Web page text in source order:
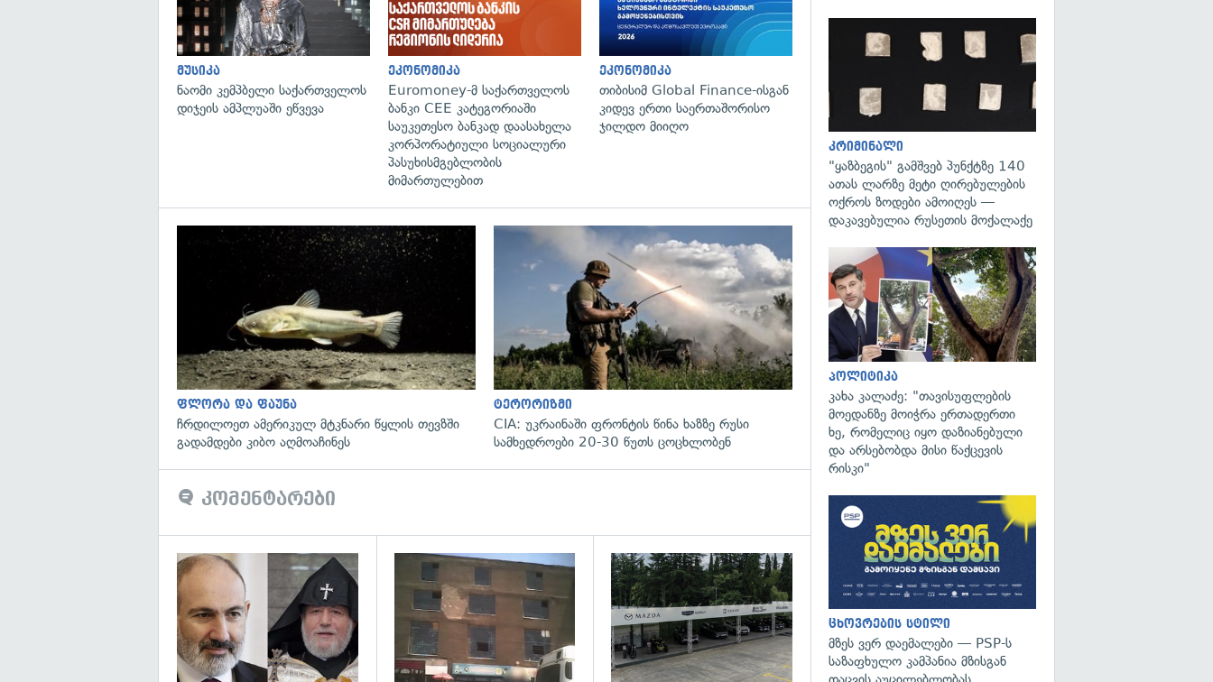
მუსიკა
ნაომი კემპბელი საქართველოს
დიჯეის ამპლუაში ეწვევა
ეკონომიკა
Euromoney-მ საქართველოს
ბანკი CEE კატეგორიაში
საუკეთესო ბანკად დაასახელა
კორპორატიული სოციალური
პასუხისმგებლობის
მიმართულებით
ეკონომიკა
თიბისიმ Global Finance-ისგან
კიდევ ერთი საერთაშორისო
ჯილდო მიიღო
ფლორა და ფაუნა
ჩრდილოეთ ამერიკულ მტკნარი წყლის თევზში
გადამდები კიბო აღმოაჩინეს
ტერორიზმი
CIA: უკრაინაში ფრონტის წინა ხაზზე რუსი
სამხედროები 20-30 წუთს ცოცხლობენ
კომენტარები
გადახედვა
კრიმინალი
"ყაზბეგის" გამშვებ პუნქტზე 140
ათას ლარზე მეტი ღირებულების
ოქროს ზოდები ამოიღეს —
დაკავებულია რუსეთის მოქალაქე
პოლიტიკა
კახა კალაძე: "თავისუფლების
მოედანზე მოიჭრა ერთადერთი
ხე, რომელიც იყო დაზიანებული
და არსებობდა მისი წაქცევის
რისკი"
ცხოვრების სტილი
მზეს ვერ დაემალები — PSP-ს
საზაფხულო კამპანია მზისგან